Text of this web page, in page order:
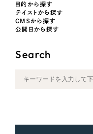
ピンク・桃色
目的から探す
テイストから探す
CMSから探す
公開日から探す
Search